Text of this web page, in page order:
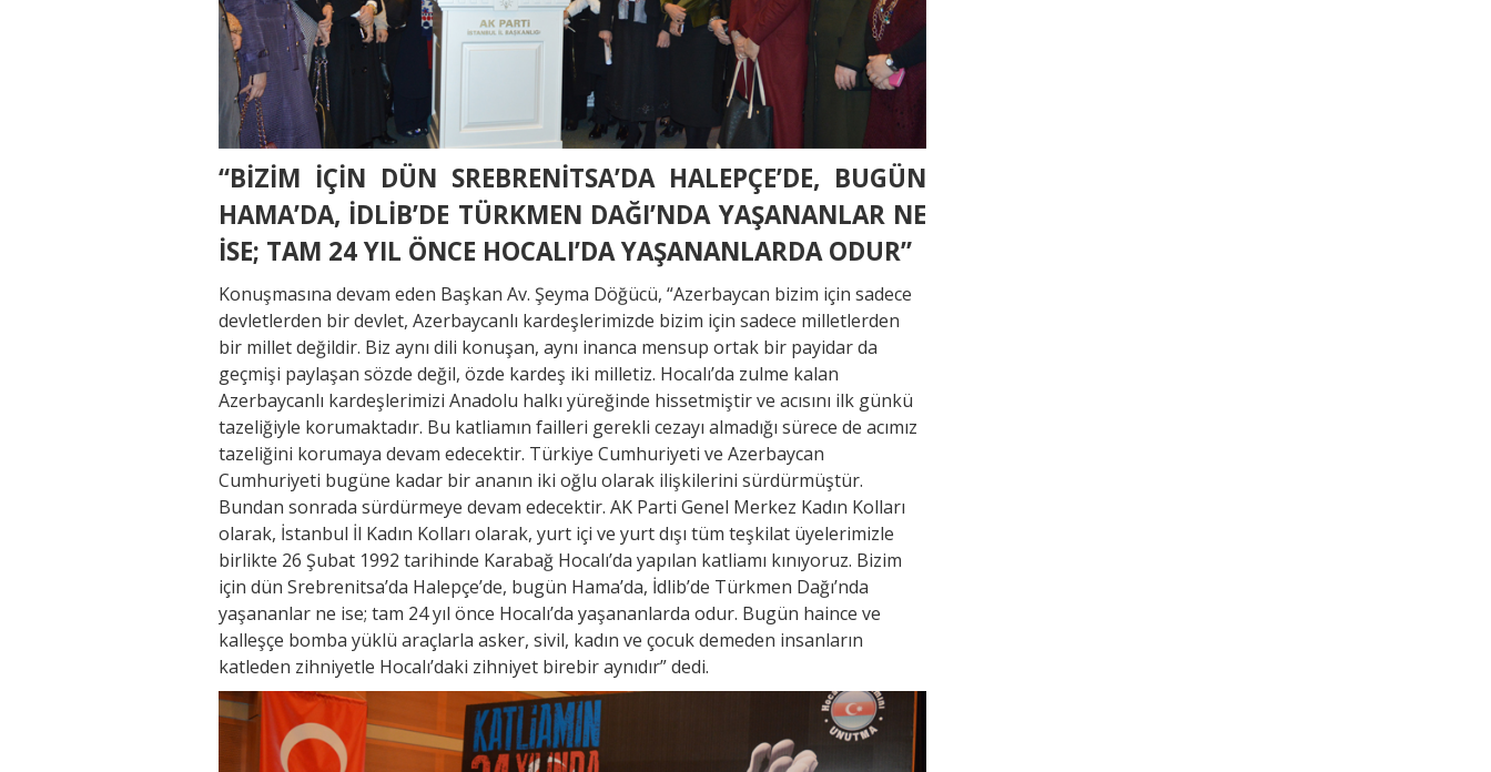
“BİZİM İÇİN DÜN SREBRENİTSA’DA HALEPÇE’DE, BUGÜN
HAMA’DA, İDLİB’DE TÜRKMEN DAĞI’NDA YAŞANANLAR NE
İSE; TAM 24 YIL ÖNCE HOCALI’DA YAŞANANLARDA ODUR”
Konuşmasına devam eden Başkan Av. Şeyma Döğücü, “Azerbaycan bizim için sadece
devletlerden bir devlet, Azerbaycanlı kardeşlerimizde bizim için sadece milletlerden
bir millet değildir. Biz aynı dili konuşan, aynı inanca mensup ortak bir payidar da
geçmişi paylaşan sözde değil, özde kardeş iki milletiz. Hocalı’da zulme kalan
Azerbaycanlı kardeşlerimizi Anadolu halkı yüreğinde hissetmiştir ve acısını ilk günkü
tazeliğiyle korumaktadır. Bu katliamın failleri gerekli cezayı almadığı sürece de acımız
tazeliğini korumaya devam edecektir. Türkiye Cumhuriyeti ve Azerbaycan
Cumhuriyeti bugüne kadar bir ananın iki oğlu olarak ilişkilerini sürdürmüştür.
Bundan sonrada sürdürmeye devam edecektir. AK Parti Genel Merkez Kadın Kolları
olarak, İstanbul İl Kadın Kolları olarak, yurt içi ve yurt dışı tüm teşkilat üyelerimizle
birlikte 26 Şubat 1992 tarihinde Karabağ Hocalı’da yapılan katliamı kınıyoruz. Bizim
için dün Srebrenitsa’da Halepçe’de, bugün Hama’da, İdlib’de Türkmen Dağı’nda
yaşananlar ne ise; tam 24 yıl önce Hocalı’da yaşananlarda odur. Bugün haince ve
kalleşçe bomba yüklü araçlarla asker, sivil, kadın ve çocuk demeden insanların
katleden zihniyetle Hocalı’daki zihniyet birebir aynıdır” dedi.